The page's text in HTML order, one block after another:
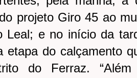
projeto Giro 45 ao
Leal; e no início da
etapa do calçamento
do Ferraz.